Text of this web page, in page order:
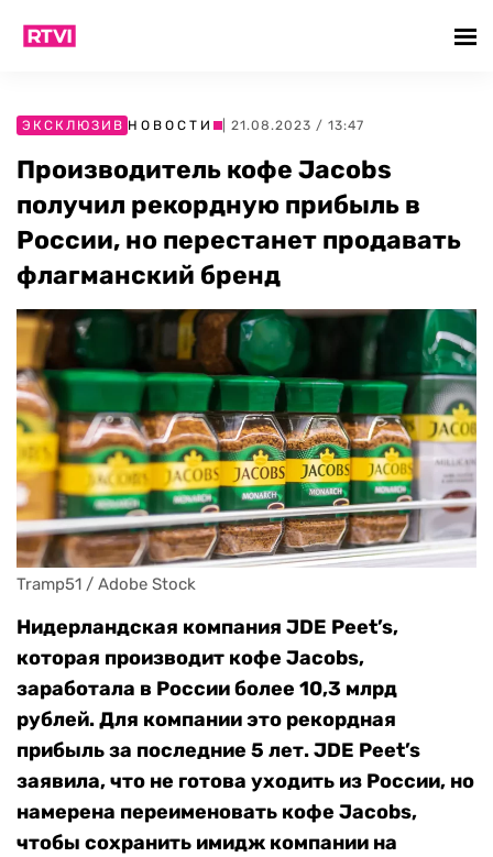
ЭКСКЛЮЗИВ НОВОСТИ | 21.08.2023 / 13:47
Производитель кофе Jacobs
получил рекордную прибыль в
России, но перестанет продавать
флагманский бренд
Tramp51 / Adobe Stock
Нидерландская компания JDE Peet’s,
которая производит кофе Jacobs,
заработала в России более 10,3 млрд
рублей. Для компании это рекордная
прибыль за последние 5 лет. JDE Peet’s
заявила, что не готова уходить из России, но
намерена переименовать кофе Jacobs,
чтобы сохранить имидж компании на